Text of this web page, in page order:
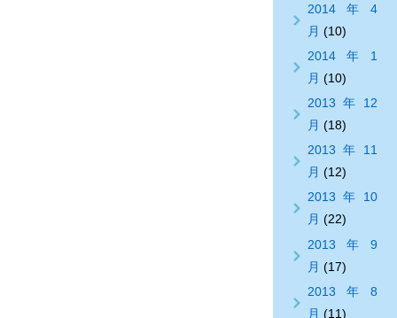
2014年4
月 (10)
2014年1
月 (10)
2013年12
月 (18)
2013年11
月 (12)
2013年10
月 (22)
2013年9
月 (17)
2013年8
月 (11)